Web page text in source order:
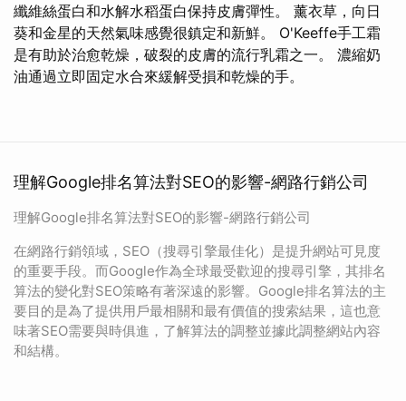
纖維絲蛋白和水解水稻蛋白保持皮膚彈性。 薰衣草，向日
葵和金星的天然氣味感覺很鎮定和新鮮。 O'Keeffe手工霜
是有助於治愈乾燥，破裂的皮膚的流行乳霜之一。 濃縮奶
油通過立即固定水合來緩解受損和乾燥的手。
理解Google排名算法對SEO的影響-網路行銷公司
理解Google排名算法對SEO的影響-網路行銷公司
在網路行銷領域，SEO（搜尋引擎最佳化）是提升網站可見度
的重要手段。而Google作為全球最受歡迎的搜尋引擎，其排名
算法的變化對SEO策略有著深遠的影響。Google排名算法的主
要目的是為了提供用戶最相關和最有價值的搜索結果，這也意
味著SEO需要與時俱進，了解算法的調整並據此調整網站內容
和結構。